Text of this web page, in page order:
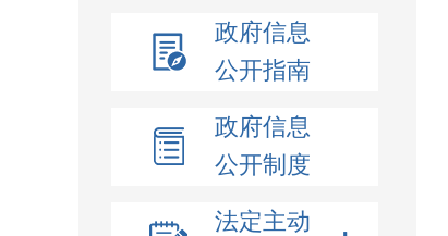
政府信息
公开指南
政府信息
公开制度
法定主动